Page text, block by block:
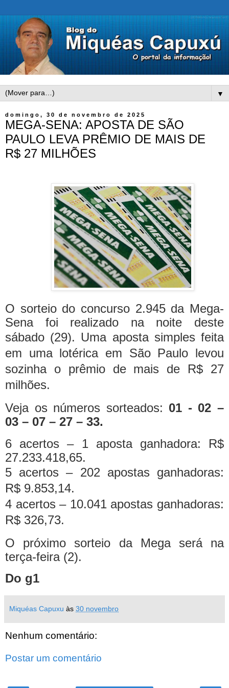
▼
domingo, 30 de novembro de 2025
MEGA-SENA: APOSTA DE SÃO
PAULO LEVA PRÊMIO DE MAIS DE
R$ 27 MILHÕES
O sorteio do concurso 2.945 da Mega-
Sena foi realizado na noite deste
sábado (29). Uma aposta simples feita
em uma lotérica em São Paulo levou
sozinha o prêmio de mais de R$ 27
milhões.
Veja os números sorteados: 01 - 02 –
03 – 07 – 27 – 33.
6 acertos – 1 aposta ganhadora: R$
27.233.418,65.
5 acertos – 202 apostas ganhadoras:
R$ 9.853,14.
4 acertos – 10.041 apostas ganhadoras:
R$ 326,73.
O próximo sorteio da Mega será na
terça-feira (2).
Do g1
Miquéas Capuxu às 30 novembro
Nenhum comentário:
Postar um comentário